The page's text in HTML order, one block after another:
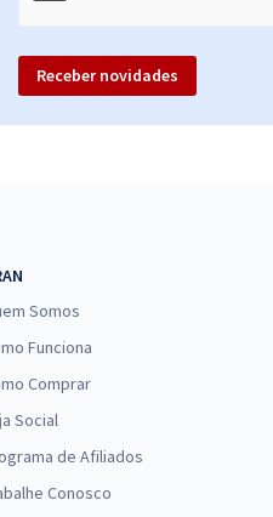
Receber novidades
Somos
Funciona
Comprar
Social
de Afiliados
Conosco